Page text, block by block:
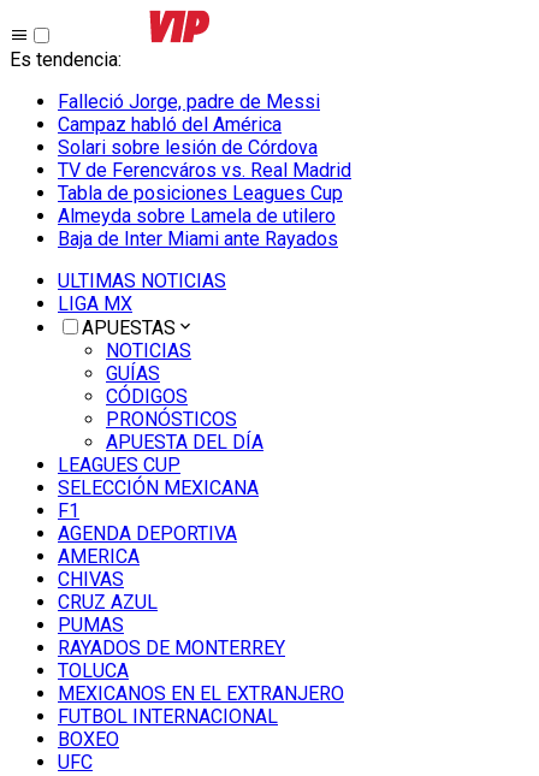
Es tendencia:
Falleció Jorge, padre de Messi
Campaz habló del América
Solari sobre lesión de Córdova
TV de Ferencváros vs. Real Madrid
Tabla de posiciones Leagues Cup
Almeyda sobre Lamela de utilero
Baja de Inter Miami ante Rayados
ULTIMAS NOTICIAS
LIGA MX
APUESTAS
NOTICIAS
GUÍAS
CÓDIGOS
PRONÓSTICOS
APUESTA DEL DÍA
LEAGUES CUP
SELECCIÓN MEXICANA
F1
AGENDA DEPORTIVA
AMERICA
CHIVAS
CRUZ AZUL
PUMAS
RAYADOS DE MONTERREY
TOLUCA
MEXICANOS EN EL EXTRANJERO
FUTBOL INTERNACIONAL
BOXEO
UFC